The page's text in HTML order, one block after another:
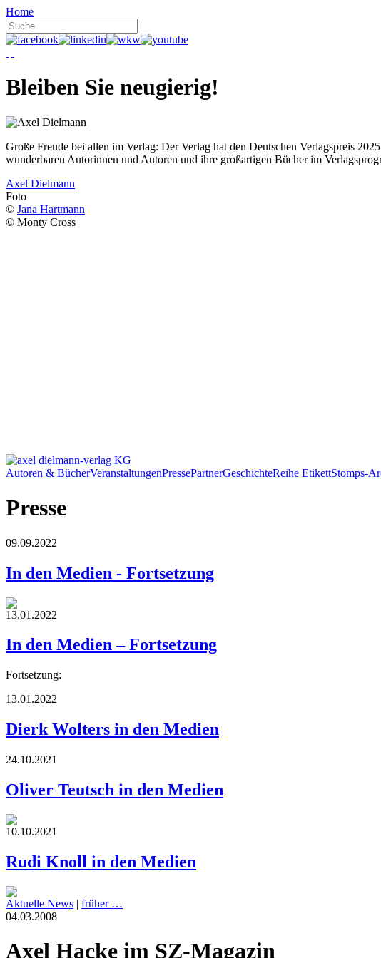
Home
Bleiben Sie neugierig!
Große Freude bei allen im Verlag: Der Verlag hat den Deutschen Verlagspreis
wunderbaren Autorinnen und Autoren und ihre großartigen Bücher im
Axel Dielmann
Foto
© Jana Hartmann
© Monty Cross
Autoren & BücherVeranstaltungenPressePartnerGeschichteReihe EtikettStomps-
Presse
09.09.2022
In den Medien - Fortsetzung
13.01.2022
In den Medien – Fortsetzung
Fortsetzung:
13.01.2022
Dierk Wolters in den Medien
24.10.2021
Oliver Teutsch in den Medien
10.10.2021
Rudi Knoll in den Medien
Aktuelle News | früher …
04.03.2008
Axel Hacke im SZ-Magazin